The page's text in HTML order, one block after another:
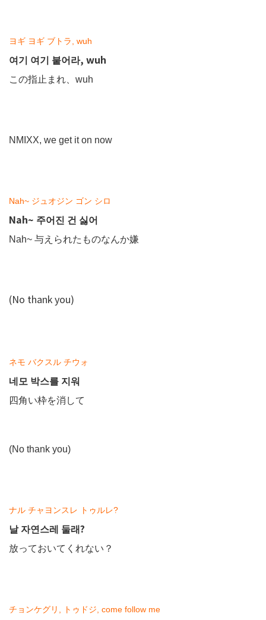
ヨギ ヨギ ブトラ, wuh
여기 여기 붙어라, wuh
この指止まれ、wuh
NMIXX, we get it on now
Nah~ ジュオジン ゴン シロ
Nah~ 주어진 건 싫어
Nah~ 与えられたものなんか嫌
(No thank you)
ネモ バクスル チウォ
네모 박스를 지워
四角い枠を消して
(No thank you)
ナル チャヨンスレ トゥルレ?
날 자연스레 둘래?
放っておいてくれない？
チョンケグリ, トゥドジ, come follow me